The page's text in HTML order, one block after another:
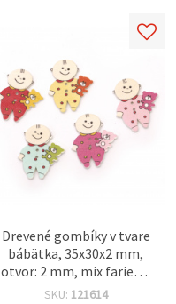
Drevené gombíky v tvare
bábätka, 35x30x2 mm,
otvor: 2 mm, mix farieb –
10 ks
SKU: 121614